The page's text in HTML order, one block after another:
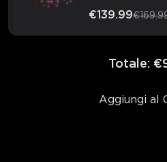
€139.99
Totale:
Aggiungi al